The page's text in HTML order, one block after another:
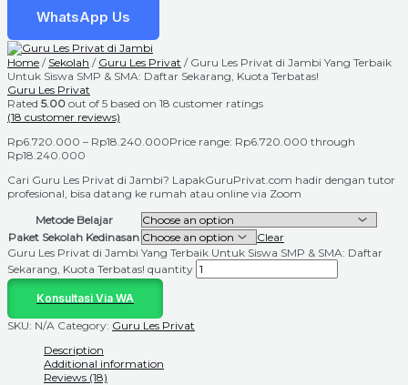
WhatsApp Us
Home / Sekolah / Guru Les Privat / Guru Les Privat di Jambi Yang Terbaik
Untuk Siswa SMP & SMA: Daftar Sekarang, Kuota Terbatas!
Guru Les Privat
Rated 5.00 out of 5 based on 18 customer ratings
(18 customer reviews)
Rp6.720.000 – Rp18.240.000Price range: Rp6.720.000 through
Rp18.240.000
Cari Guru Les Privat di Jambi? LapakGuruPrivat.com hadir dengan tutor
profesional, bisa datang ke rumah atau online via Zoom
Metode Belajar
Paket Sekolah Kedinasan
Clear
Guru Les Privat di Jambi Yang Terbaik Untuk Siswa SMP & SMA: Daftar
Sekarang, Kuota Terbatas! quantity
Konsultasi Via WA
SKU: N/A Category: Guru Les Privat
Description
Additional information
Reviews (18)